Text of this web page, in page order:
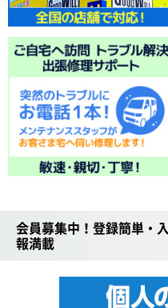
会員募集中！登録簡単・
報満載